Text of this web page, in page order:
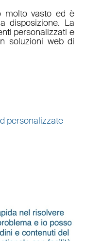
molto vasto ed è
disposizione. La
personalizzati e
soluzioni web di
personalizzate